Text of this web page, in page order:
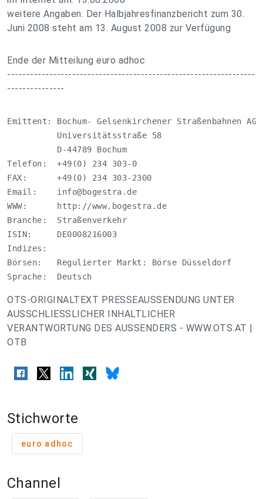
weitere Angaben: Der Halbjahresfinanzbericht zum 30.
Juni 2008 steht am 13. August 2008 zur Verfügung
Ende der Mitteilung euro adhoc
-----------------------------------------------------------------
---------------
Emittent: Bochum- Gelsenkirchener Straßenbahnen AG
          Universitätsstraße 58
          D-44789 Bochum
Telefon:  +49(0) 234 303-0
FAX:      +49(0) 234 303-2300
Email: info@bogestra.de
WWW:      http://www.bogestra.de
Branche:  Straßenverkehr
ISIN:     DE0008216003
Indizes:
Börsen:   Regulierter Markt: Börse Düsseldorf
Sprache:  Deutsch
OTS-ORIGINALTEXT PRESSEAUSSENDUNG UNTER
AUSSCHLIESSLICHER INHALTLICHER
VERANTWORTUNG DES AUSSENDERS - WWW.OTS.AT |
OTB
Stichworte
euro adhoc
Channel